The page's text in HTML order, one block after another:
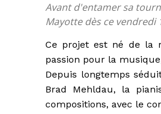
Avant d'entamer sa
Mayotte dès ce
Ce projet est né de la
passion pour la
Depuis longtemps
Brad Mehldau, la
compositions, avec le